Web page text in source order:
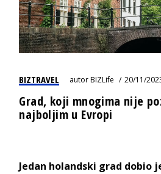
BIZTRAVEL autorBIZLife 20/11/
Grad, koji mnogima nije
najboljim u Evropi
Jedan holandski grad dobio